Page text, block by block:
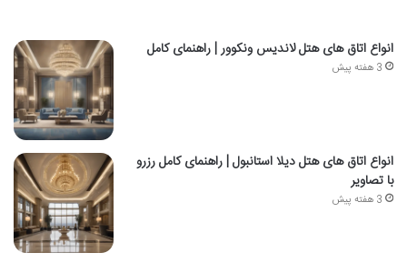
انواع اتاق های هتل لاندیس ونکوور | راهنمای کامل
3 هفته پیش
انواع اتاق های هتل دیلا استانبول | راهنمای کامل رزرو
با تصاویر
3 هفته پیش